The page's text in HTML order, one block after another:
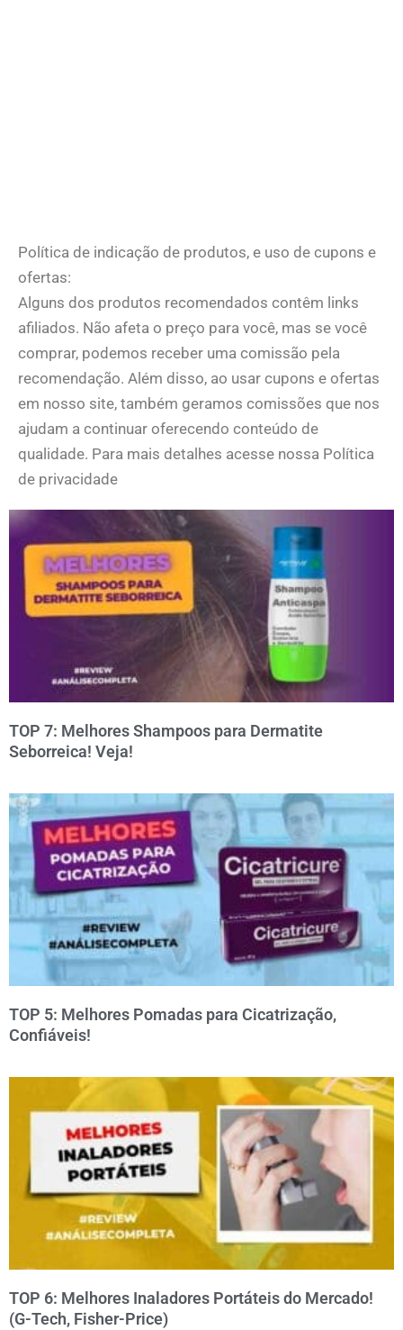
Política de indicação de produtos, e uso de cupons e
ofertas:
Alguns dos produtos recomendados contêm links
afiliados. Não afeta o preço para você, mas se você
comprar, podemos receber uma comissão pela
recomendação. Além disso, ao usar cupons e ofertas
em nosso site, também geramos comissões que nos
ajudam a continuar oferecendo conteúdo de
qualidade. Para mais detalhes acesse nossa Política
de privacidade
TOP 7: Melhores Shampoos para Dermatite
Seborreica! Veja!
TOP 5: Melhores Pomadas para Cicatrização,
Confiáveis!
TOP 6: Melhores Inaladores Portáteis do Mercado!
(G-Tech, Fisher-Price)